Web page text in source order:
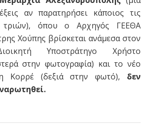
αν παρατηρήσει κάποιος τις
τριών), όπου ο Αρχηγός ΓΕΕΘΑ
Χούπης βρίσκεται ανάμεσα στον
Υποστράτηγο Χρήστο
στην φωτογραφία) και το νέο
Κορρέ (δεξιά στην φωτό), δεν